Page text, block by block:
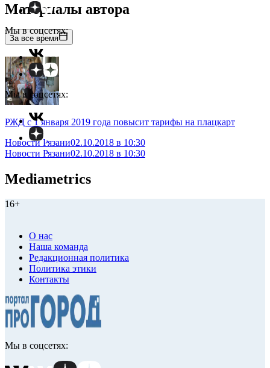
Мы в соцсетях:
Мы в соцсетях:
Материалы автора
За все время
РЖД с 1 января 2019 года повысит тарифы на плацкарт
Новости Рязани02.10.2018 в 10:30
Новости Рязани02.10.2018 в 10:30
Mediametrics
16+
О нас
Наша команда
Редакционная политика
Политика этики
Контакты
Мы в соцсетях: